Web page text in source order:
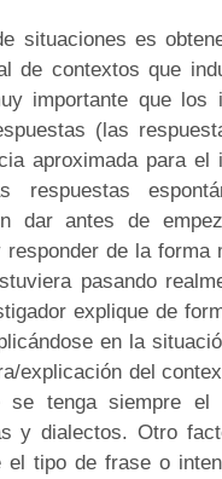
situaciones es
de contextos que
importante que los
(las
aproximada para el
respuestas
dar antes de
de la forma
pasando
explique de
en la
explicación del
se tenga siempre
y dialectos. Otro
el tipo de frase o